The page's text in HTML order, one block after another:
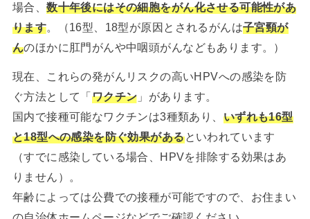
場合、数十年後にはその細胞をがん化させる可能性があ
ります。（16型、18型が原因とされるがんは子宮頸が
んのほかに肛門がんや中咽頭がんなどもあります。）
現在、これらの発がんリスクの高いHPVへの感染を防
ぐ方法として「ワクチン 」があります。
国内で接種可能なワクチンは3種類あり、 いずれも16型
と18型への感染を防ぐ効果があるといわれています
（すでに感染している場合、HPVを排除する効果はあ
りません）。
年齢によっては公費での接種が可能ですので、お住まい